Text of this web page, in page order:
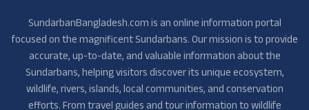
SundarbanBangladesh.com is an online information portal
focused on the magnificent Sundarbans. Our mission is to provide
accurate, up-to-date, and valuable information about the
Sundarbans, helping visitors discover its unique ecosystem,
wildlife, rivers, islands, local communities, and conservation
efforts. From travel guides and tour information to wildlife